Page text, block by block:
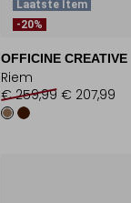
Laatste Item
-20%
OFFICINE CREATIVE
Riem
€ 259,99 € 207,99